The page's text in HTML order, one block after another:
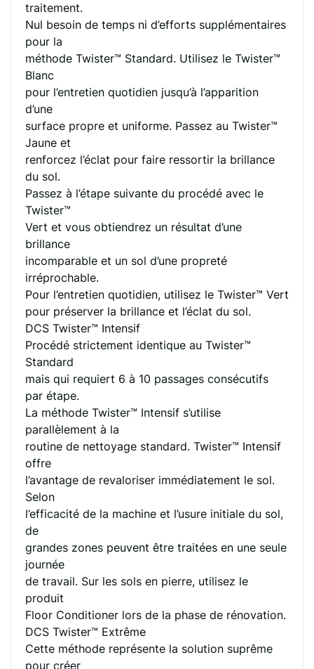
traitement.
Nul besoin de temps ni d’efforts supplémentaires
pour la
méthode Twister™ Standard. Utilisez le Twister™
Blanc
pour l’entretien quotidien jusqu’à l’apparition
d’une
surface propre et uniforme. Passez au Twister™
Jaune et
renforcez l’éclat pour faire ressortir la brillance
du sol.
Passez à l’étape suivante du procédé avec le
Twister™
Vert et vous obtiendrez un résultat d’une
brillance
incomparable et un sol d’une propreté
irréprochable.
Pour l’entretien quotidien, utilisez le Twister™ Vert
pour préserver la brillance et l’éclat du sol.
DCS Twister™ Intensif
Procédé strictement identique au Twister™
Standard
mais qui requiert 6 à 10 passages consécutifs
par étape.
La méthode Twister™ Intensif s’utilise
parallèlement à la
routine de nettoyage standard. Twister™ Intensif
offre
l’avantage de revaloriser immédiatement le sol.
Selon
l’efficacité de la machine et l’usure initiale du sol,
de
grandes zones peuvent être traitées en une seule
journée
de travail. Sur les sols en pierre, utilisez le
produit
Floor Conditioner lors de la phase de rénovation.
DCS Twister™ Extrême
Cette méthode représente la solution suprême
pour créer